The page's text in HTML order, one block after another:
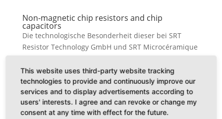
Non-magnetic chip resistors and chip
capacitors
Die technologische Besonderheit dieser bei SRT
Resistor Technology GmbH und SRT Microcéramique
Material der Kontaktschichten, die kein Nickel
enthalten und damit unmagnetisch sind. Diese
Kontaktschichten bestehen aus...
This website uses third-party website tracking
technologies to provide and continuously improve our
services and to display advertisements according to
users' interests. I agree and can revoke or change my
consent at any time with effect for the future.